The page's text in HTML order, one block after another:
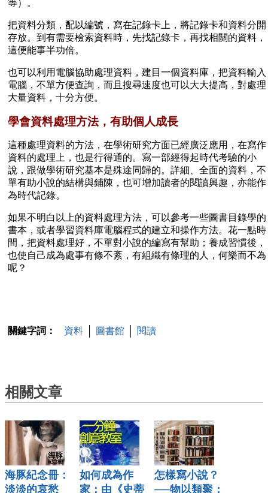
等）。
把資料分類，配以編號，寫在記錄卡上，將記錄卡和資料分開
存放。到有需要檢索資料時，先找記錄卡，再找相關的資料，
這便能事半功倍。
也可以利用電腦協助處理資料，建目一個資料庫，把資料輸入
電腦，不單方便查詢，而且搜尋速度也可以大大提高，對處理
大量資料，十分方便。
學會資料處理方法，有助個人成長
這種處理資料的方法，在學術研究方面已經廣泛應用，在寫作
資料的處理上，也是行得通的。寫一部經得起時代考驗的小
說，跟做學術研究基本是殊途同歸的。詳細、全面的資料，不
單有助小說的結構與鋪陳，也可增加讀者的閱讀興趣，亦能作
為時代記錄。
如果不明白以上的資料處理方法，可以參考一些圖書目錄學的
書本，或者學習資料庫電腦程式的建立和操作方法。花一點時
間，把資料處理好，不單對小說的編寫有幫助；養成習慣後，
也使自己成為處事有條不紊，有組織有條理的人，何樂而不為
呢？
關鍵字詞： 資料 圖書館 閱讀
相關文章
海豚紀念冊：
淡淡的哀愁
如何成為作
家：由《史蒂
怎樣寫小說？
──物以類聚：